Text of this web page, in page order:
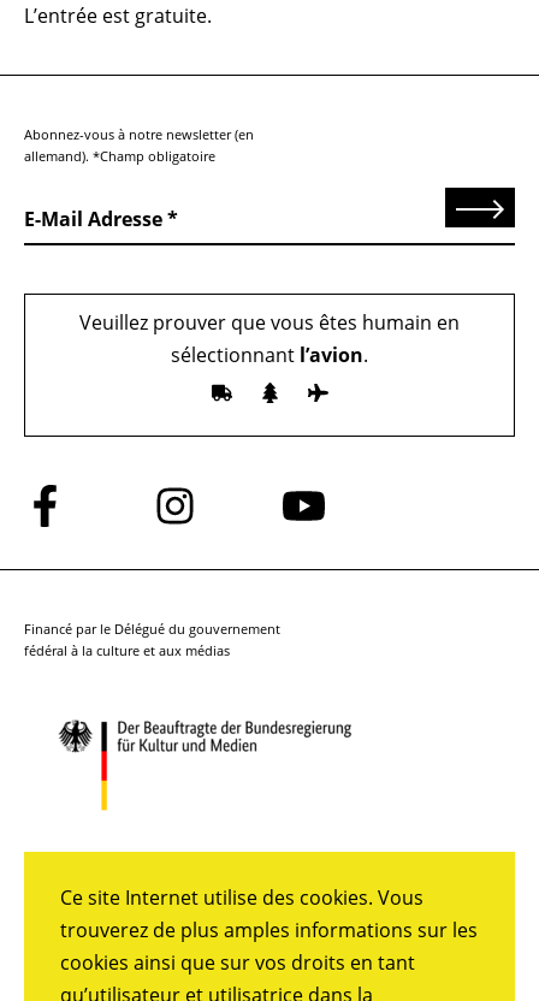
Ce site Internet utilise des cookies. Vous
trouverez de plus amples informations sur les
cookies ainsi que sur vos droits en tant
qu’utilisateur et utilisatrice dans la
L’entrée est gratuite.
Abonnez-vous à notre newsletter (en
allemand). *Champ obligatoire
E-Mail Adresse Send
Veuillez prouver que vous êtes humain en
sélectionnant l’avion.
Suivez-
nous
sur
Suivez-
nous
sur
Suivez-
sur
Financé par le Délégué du gouvernement
fédéral à la culture et aux médias